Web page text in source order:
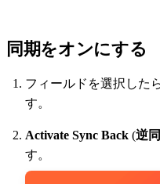
同期をオンにする
フィールドを選択したら
す。
Activate Sync Back (逆
す。